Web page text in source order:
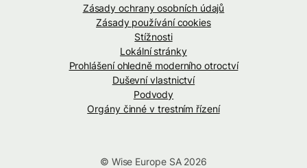
Zásady ochrany osobních údajů
Zásady používání cookies
Stížnosti
Lokální stránky
Prohlášení ohledně moderního otroctví
Duševní vlastnictví
Podvody
Orgány činné v trestním řízení
© Wise Europe SA 2026